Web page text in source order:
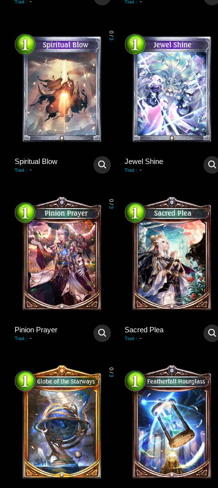
Trait : - Trait : -
0
/
3
Spiritual Blow
Trait : -
Jewel Shine
Trait : -
0
/
3
Pinion Prayer
Trait : -
Sacred Plea
Trait : -
0
/
3